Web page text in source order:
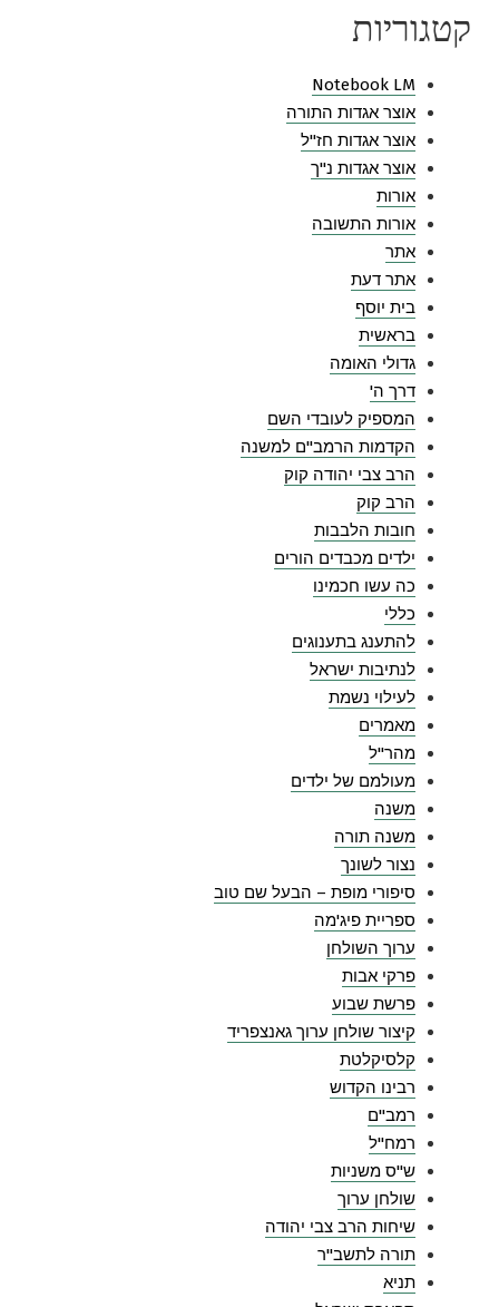
קטגוריות
Notebook LM
אוצר אגדות התורה
אוצר אגדות חז"ל
אוצר אגדות נ"ך
אורות
אורות התשובה
אתר
אתר דעת
בית יוסף
בראשית
גדולי האומה
דרך ה'
המספיק לעובדי השם
הקדמות הרמב"ם למשנה
הרב צבי יהודה קוק
הרב קוק
חובות הלבבות
ילדים מכבדים הורים
כה עשו חכמינו
כללי
להתענג בתענוגים
לנתיבות ישראל
לעילוי נשמת
מאמרים
מהר"ל
מעולמם של ילדים
משנה
משנה תורה
נצור לשונך
סיפורי מופת – הבעל שם טוב
ספריית פיג'מה
ערוך השולחן
פרקי אבות
פרשת שבוע
קיצור שולחן ערוך גאנצפריד
קלסיקלטת
רבינו הקדוש
רמב"ם
רמח"ל
ש"ס משניות
שולחן ערוך
שיחות הרב צבי יהודה
תורה לתשב"ר
תניא